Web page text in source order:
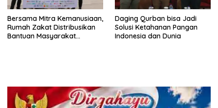
Bersama Mitra Kemanusiaan,
Rumah Zakat Distribusikan
Bantuan Masyarakat
Daging Qurban bisa Jadi
Solusi Ketahanan Pangan
Indonesia dan Dunia